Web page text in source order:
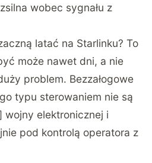
wobec sygnału z
latać na Starlinku? To
może nawet dni, a nie
problem. Bezzałogowe
typu sterowaniem nie są
wojny elektronicznej i
pod kontrolą operatora z